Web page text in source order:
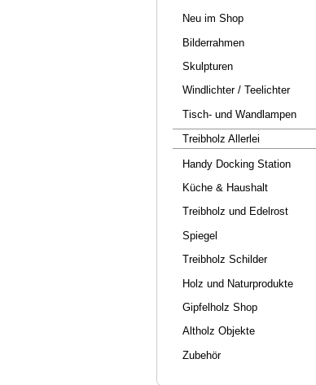
Neu im Shop
Bilderrahmen
Skulpturen
Windlichter / Teelichter
Tisch- und Wandlampen
Treibholz Allerlei
Handy Docking Station
Küche & Haushalt
Treibholz und Edelrost
Spiegel
Treibholz Schilder
Holz und Naturprodukte
Gipfelholz Shop
Altholz Objekte
Zubehör